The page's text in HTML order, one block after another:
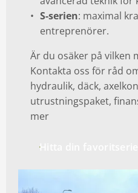
S-serien: maximal
entreprenörer.
Är du osäker på vilken
Kontakta oss för råd
hydraulik, däck,
utrustningspaket,
mer
Hitta din favoritserie